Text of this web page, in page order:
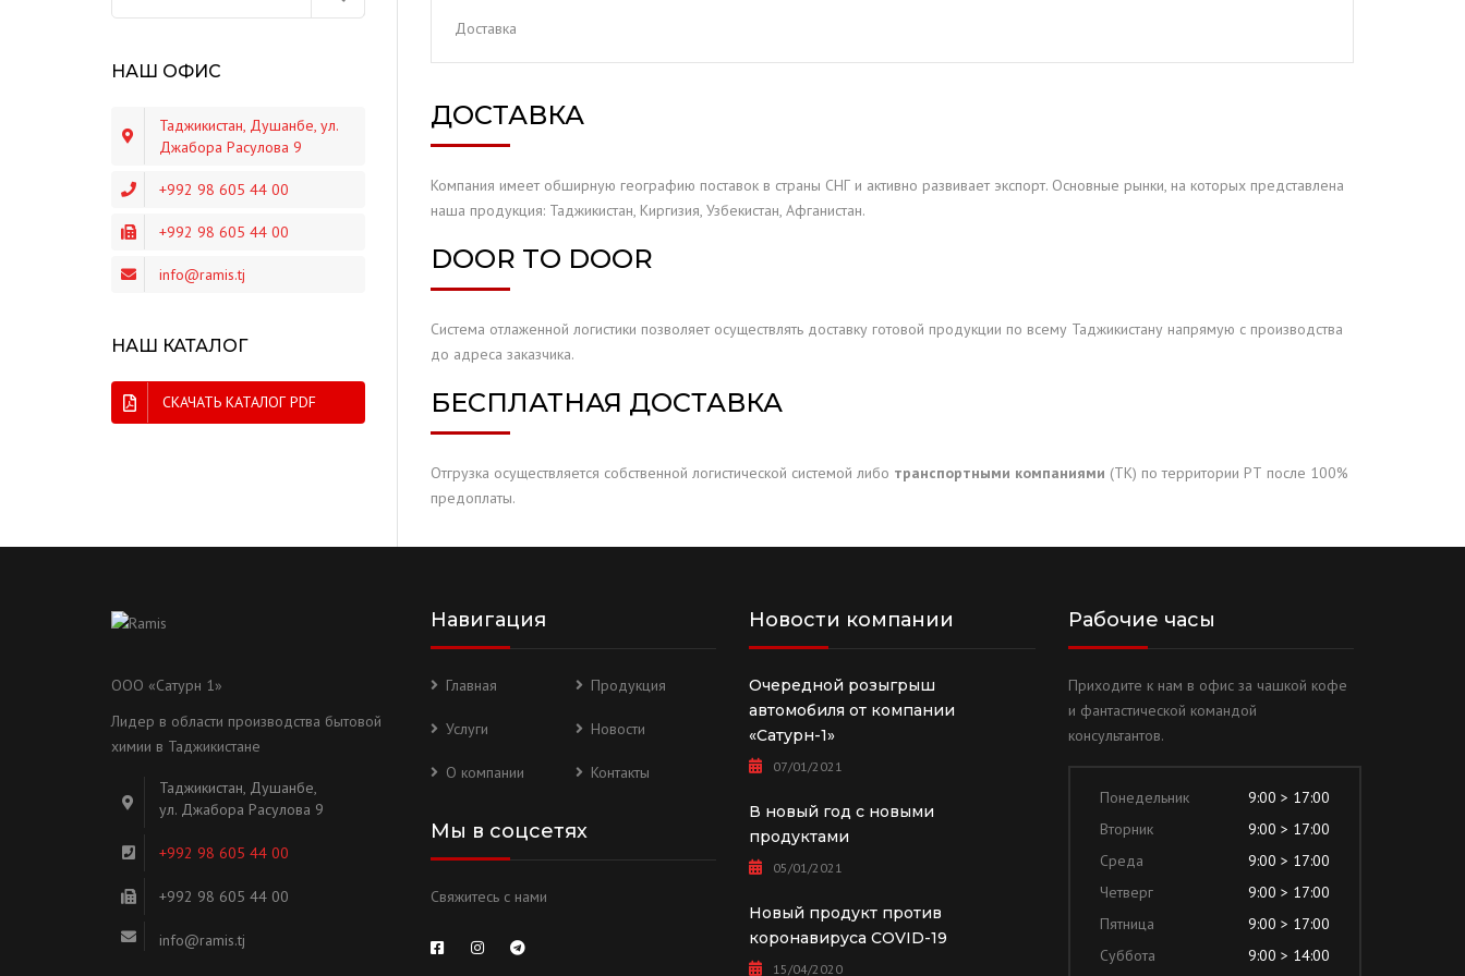
BLESK
CAMELLIA
DELUXE
DOXA
НАШ ОФИС
Таджикистан, Душанбе, ул.
Джабора Расулова 9
+992 98 605 44 00
+992 98 605 44 00
info@ramis.tj
НАШ КАТАЛОГ
СКАЧАТЬ КАТАЛОГ PDF
Доставка
ДОСТАВКА
Компания имеет обширную географию поставок в страны СНГ и активно развивает экспорт. Основные рынки, на которых представлена
наша продукция: Таджикистан, Киргизия, Узбекистан, Афганистан.
DOOR TO DOOR
Система отлаженной логистики позволяет осуществлять доставку готовой продукции по всему Таджикистану напрямую с производства
до адреса заказчика.
БЕСПЛАТНАЯ ДОСТАВКА
Отгрузка осуществляется собственной логистической системой либо транспортными компаниями (ТК) по территории РТ после 100%
предоплаты.
ООО «Сатурн 1»
Лидер в области производства бытовой
химии в Таджикистане
Таджикистан, Душанбе,
ул. Джабора Расулова 9
+992 98 605 44 00
+992 98 605 44 00
info@ramis.tj
Навигация
Главная Продукция
Услуги Новости
О компании Контакты
Мы в соцсетях
Свяжитесь с нами
Новости компании
Очередной розыгрыш
автомобиля от компании
«Сатурн-1»
07/01/2021
В новый год с новыми
продуктами
05/01/2021
Новый продукт против
коронавируса COVID-19
15/04/2020
Рабочие часы
Приходите к нам в офис за чашкой кофе
и фантастической командой
консультантов.
Понедельник
9:00 > 17:00
Вторник
9:00 > 17:00
Среда
9:00 > 17:00
Четверг
9:00 > 17:00
Пятница
9:00 > 17:00
Суббота
9:00 > 14:00